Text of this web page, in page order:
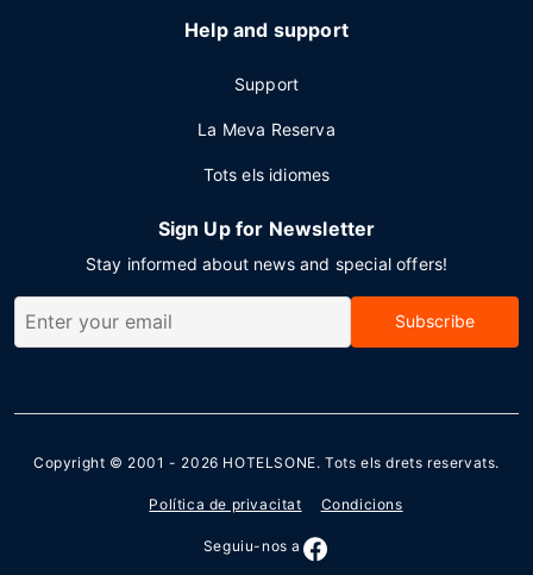
Help and support
Support
La Meva Reserva
Tots els idiomes
Sign Up for Newsletter
Stay informed about news and special offers!
Subscribe
Copyright © 2001 - 2026 HOTELSONE. Tots els drets reservats.
Política de privacitat Condicions
Seguiu-nos a